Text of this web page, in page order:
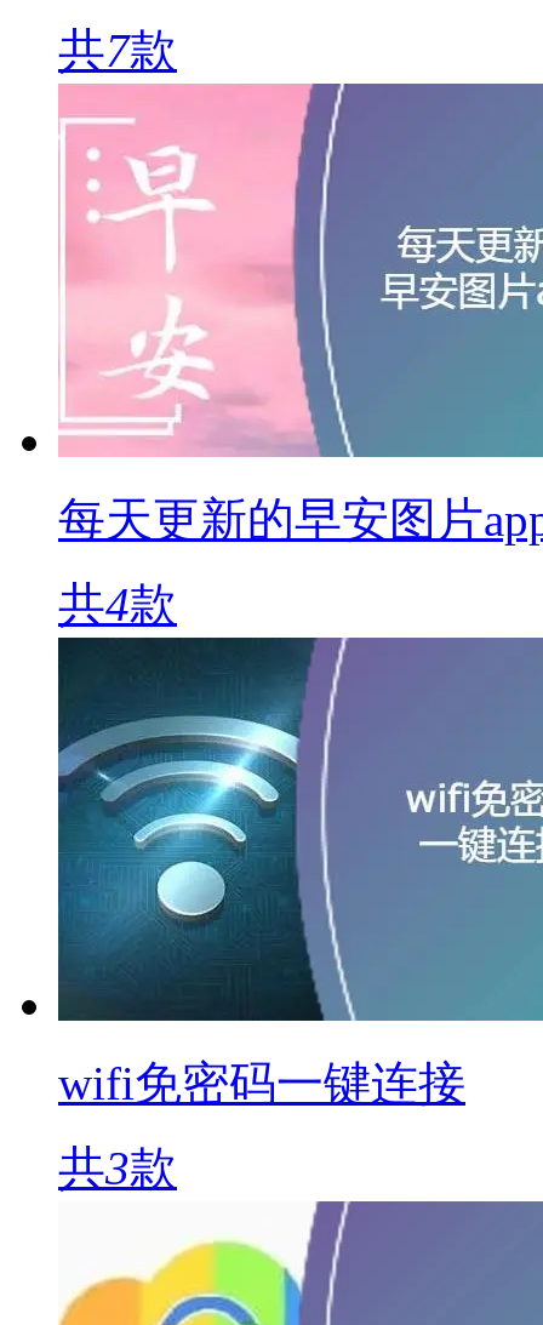
共7款
每天更新的早安图片
共4款
wifi免密码一键连接
共3款